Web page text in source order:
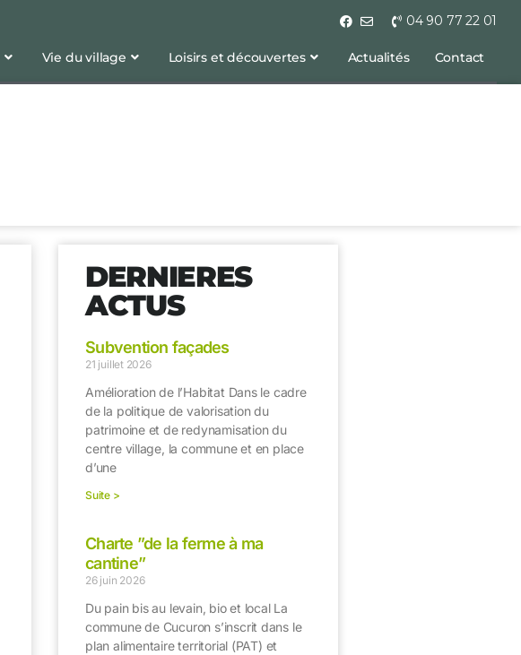
04 90 77 22 01
Vie du village Loisirs et découvertes Actualités Contact
DERNIERES
ACTUS
Subvention façades
21 juillet 2026
Amélioration de l’Habitat Dans le cadre
de la politique de valorisation du
patrimoine et de redynamisation du
centre village, la commune et en place
d’une
Suite >
Charte ”de la ferme à ma
cantine”
26 juin 2026
Du pain bis au levain, bio et local La
commune de Cucuron s’inscrit dans le
plan alimentaire territorial (PAT) et